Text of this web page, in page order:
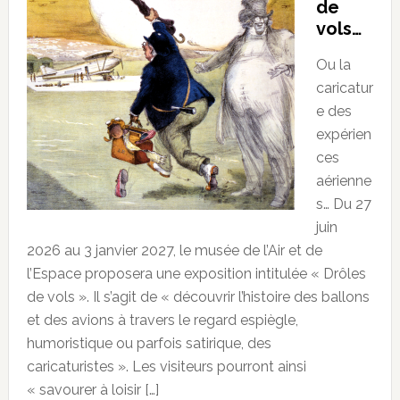
de
vols…
Ou la
caricatur
e des
expérien
ces
aérienne
s… Du 27
juin
2026 au 3 janvier 2027, le musée de l’Air et de
l’Espace proposera une exposition intitulée « Drôles
de vols ». Il s’agit de « découvrir l’histoire des ballons
et des avions à travers le regard espiègle,
humoristique ou parfois satirique, des
caricaturistes ». Les visiteurs pourront ainsi
« savourer à loisir […]